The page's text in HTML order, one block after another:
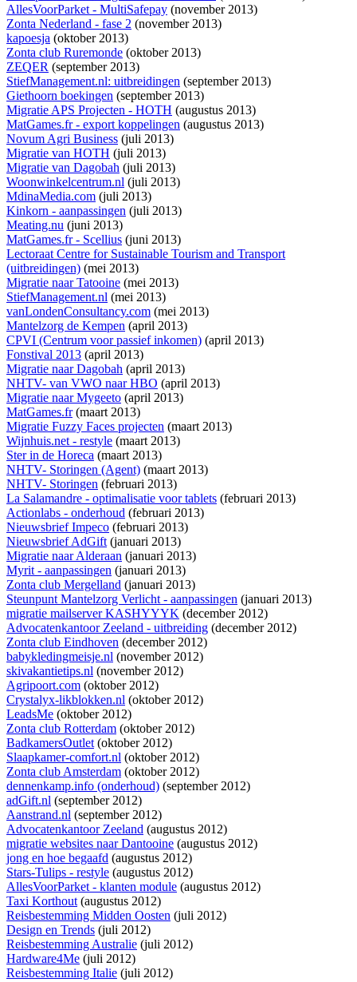
AllesVoorParket - MultiSafepay (november 2013)
Zonta Nederland - fase 2 (november 2013)
kapoesja (oktober 2013)
Zonta club Ruremonde (oktober 2013)
ZEQER (september 2013)
StiefManagement.nl: uitbreidingen (september 2013)
Giethoorn boekingen (september 2013)
Migratie APS Projecten - HOTH (augustus 2013)
MatGames.fr - export koppelingen (augustus 2013)
Novum Agri Business (juli 2013)
Migratie van HOTH (juli 2013)
Migratie van Dagobah (juli 2013)
Woonwinkelcentrum.nl (juli 2013)
MdinaMedia.com (juli 2013)
Kinkorn - aanpassingen (juli 2013)
Meating.nu (juni 2013)
MatGames.fr - Scellius (juni 2013)
Lectoraat Centre for Sustainable Tourism and Transport
(uitbreidingen) (mei 2013)
Migratie naar Tatooine (mei 2013)
StiefManagement.nl (mei 2013)
vanLondenConsultancy.com (mei 2013)
Mantelzorg de Kempen (april 2013)
CPVI (Centrum voor passief inkomen) (april 2013)
Fonstival 2013 (april 2013)
Migratie naar Dagobah (april 2013)
NHTV- van VWO naar HBO (april 2013)
Migratie naar Mygeeto (april 2013)
MatGames.fr(maart 2013)
Migratie Fuzzy Faces projecten (maart 2013)
Wijnhuis.net - restyle (maart 2013)
Ster in de Horeca (maart 2013)
NHTV- Storingen (Agent) (maart 2013)
NHTV- Storingen (februari 2013)
La Salamandre - optimalisatie voor tablets (februari 2013)
Actionlabs - onderhoud (februari 2013)
Nieuwsbrief Impeco (februari 2013)
Nieuwsbrief AdGift(januari 2013)
Migratie naar Alderaan (januari 2013)
Myrit - aanpassingen (januari 2013)
Zonta club Mergelland (januari 2013)
Steunpunt Mantelzorg Verlicht - aanpassingen (januari 2013)
migratie mailserver KASHYYYK (december 2012)
Advocatenkantoor Zeeland - uitbreiding (december 2012)
Zonta club Eindhoven (december 2012)
babykledingmeisje.nl (november 2012)
skivakantietips.nl (november 2012)
Agripoort.com (oktober 2012)
Crystalyx-likblokken.nl (oktober 2012)
LeadsMe (oktober 2012)
Zonta club Rotterdam (oktober 2012)
BadkamersOutlet(oktober 2012)
Slaapkamer-comfort.nl (oktober 2012)
Zonta club Amsterdam (oktober 2012)
dennenkamp.info (onderhoud) (september 2012)
adGift.nl (september 2012)
Aanstrand.nl (september 2012)
Advocatenkantoor Zeeland (augustus 2012)
migratie websites naar Dantooine (augustus 2012)
jong en hoe begaafd (augustus 2012)
Stars-Tulips - restyle (augustus 2012)
AllesVoorParket - klanten module (augustus 2012)
Taxi Korthout(augustus 2012)
Reisbestemming Midden Oosten (juli 2012)
Design en Trends (juli 2012)
Reisbestemming Australie (juli 2012)
Hardware4Me (juli 2012)
Reisbestemming Italie (juli 2012)